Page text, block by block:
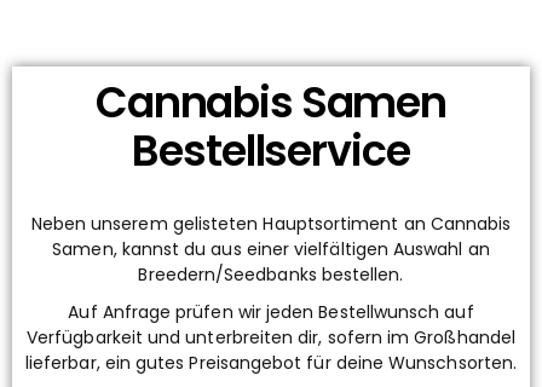
Cannabis Samen
Bestellservice
Neben unserem gelisteten Hauptsortiment an Cannabis
Samen, kannst du aus einer vielfältigen Auswahl an
Breedern/Seedbanks bestellen.
Auf Anfrage prüfen wir jeden Bestellwunsch auf
Verfügbarkeit und unterbreiten dir, sofern im Großhandel
lieferbar, ein gutes Preisangebot für deine Wunschsorten.